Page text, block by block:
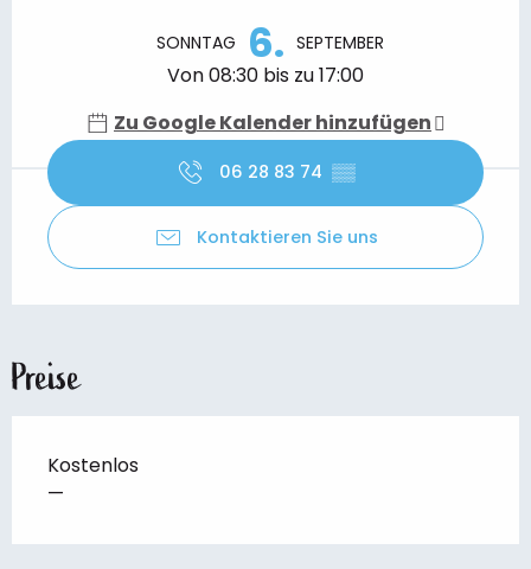
SONNTAG 6. SEPTEMBER
Von 08:30 bis zu 17:00
Zu Google Kalender hinzufügen
06 28 83 74 ▒▒
Kontaktieren Sie uns
Preise
Kostenlos
—